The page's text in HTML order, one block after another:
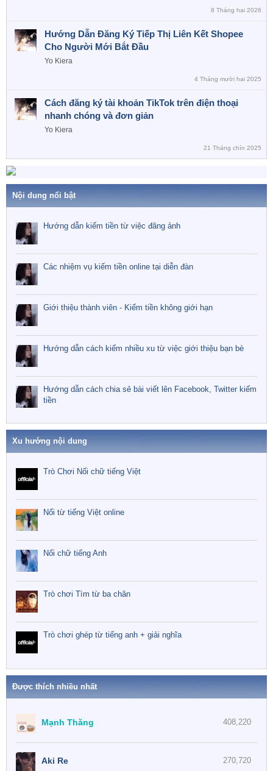
8 Tháng hai 2026
Hướng Dẫn Đăng Ký Tiếp Thị Liên Kết Shopee
Cho Người Mới Bắt Đầu
Yo Kiera
4 Tháng mười hai 2025
Cách đăng ký tài khoản TikTok trên điện thoại
nhanh chóng và đơn giản
Yo Kiera
21 Tháng chín 2025
Nội dung nổi bật
Hướng dẫn kiếm tiền từ việc đăng ảnh
Các nhiệm vụ kiếm tiền online tại diễn đàn
Giới thiệu thành viên - Kiếm tiền không giới hạn
Hướng dẫn cách kiếm nhiều xu từ việc giới thiệu bạn bè
Hướng dẫn cách chia sẻ bài viết lên Facebook, Twitter kiếm
tiền
Xu hướng nội dung
Trò Chơi Nối chữ tiếng Việt
Nối từ tiếng Việt online
Nối chữ tiếng Anh
Trò chơi Tìm từ ba chân
Trò chơi ghép từ tiếng anh + giải nghĩa
Được thích nhiều nhất
408,220
Mạnh Thăng
270,720
Aki Re